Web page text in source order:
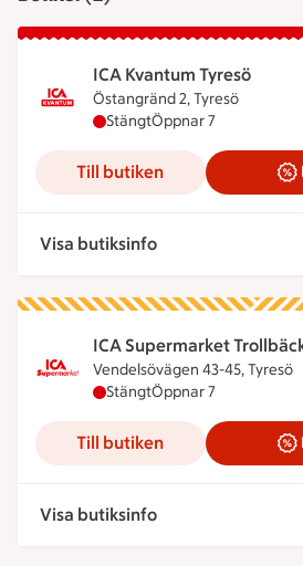
ICA Kvantum Tyresö
Östangränd 2, Tyresö
ICA Kvantum Tyresö har
StängtÖppnar 7
Till butiken
Visa butiksinfo
ICA Supermarket
Vendelsövägen 43-45, Tyresö
ICA Supermarket
StängtÖppnar 7
Till butiken
Visa butiksinfo